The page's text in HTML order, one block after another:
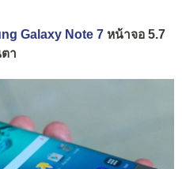
Galaxy Note 7 หน้าจอ 5.7
า